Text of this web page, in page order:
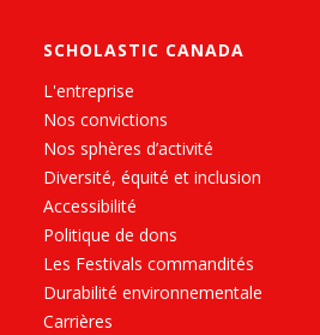
SCHOLASTIC CANADA
L'entreprise
Nos convictions
Nos sphères d’activité
Diversité, équité et inclusion
Accessibilité
Politique de dons
Les Festivals commandités
Durabilité environnementale
Carrières